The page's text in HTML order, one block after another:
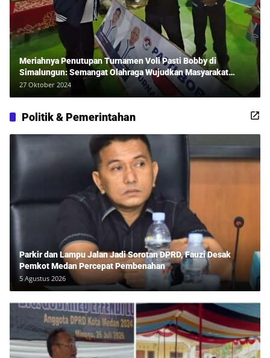
Meriahnya Penutupan Turnamen Voli Pasti Bobby di
Simalungun: Semangat Olahraga Wujudkan Masyarakat
Sehat Bersama Erwan Rozadi dan Ribuan Penonton!
27 Oktober 2024
Politik & Pemerintahan
Parkir dan Lampu Jalan Jadi Sorotan DPRD, Fauzi Desak
Pemkot Medan Percepat Pembenahan
5 Agustus 2026